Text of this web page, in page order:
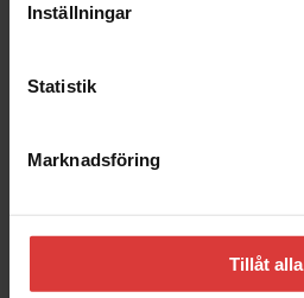
Inställningar
Statistik
Marknadsföring
Tillåt alla
Stäng
Kundanpassade Hus
Kontakta oss